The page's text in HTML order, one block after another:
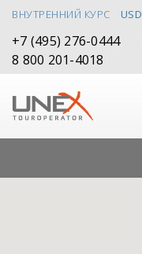
ВНУТРЕННИЙ КУРС USD
+7 (495) 276-0444
8 800 201-4018